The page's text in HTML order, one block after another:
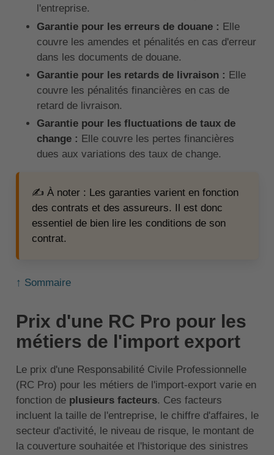
l'entreprise.
Garantie pour les erreurs de douane : Elle
couvre les amendes et pénalités en cas d'erreur
dans les documents de douane.
Garantie pour les retards de livraison : Elle
couvre les pénalités financières en cas de
retard de livraison.
Garantie pour les fluctuations de taux de
change : Elle couvre les pertes financières
dues aux variations des taux de change.
✍️ À noter : Les garanties varient en fonction
des contrats et des assureurs. Il est donc
essentiel de bien lire les conditions de son
contrat.
↑ Sommaire
Prix d'une RC Pro pour les
métiers de l'import export
Le prix d'une Responsabilité Civile Professionnelle
(RC Pro) pour les métiers de l'import-export varie en
fonction de plusieurs facteurs. Ces facteurs
incluent la taille de l'entreprise, le chiffre d'affaires, le
secteur d'activité, le niveau de risque, le montant de
la couverture souhaitée et l'historique des sinistres